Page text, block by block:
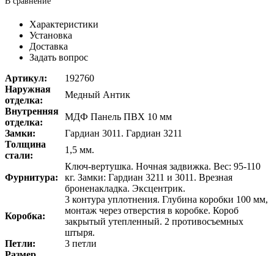
Характеристики
Установка
Доставка
Задать вопрос
Артикул:
192760
Наружная
отделка:
Медный Антик
Внутренняя
отделка:
МДФ Панель ПВХ 10 мм
Замки:
Гардиан 3011. Гардиан 3211
Толщина
стали:
1,5 мм.
Фурнитура:
Ключ-вертушка. Ночная задвижка. Вес: 95-110
кг. Замки: Гардиан 3211 и 3011. Врезная
броненакладка. Эксцентрик.
Коробка:
3 контура уплотнения. Глубина коробки 100 мм,
монтаж через отверстия в коробке. Короб
закрытый утепленный. 2 противосъемных
штыря.
Петли:
3 петли